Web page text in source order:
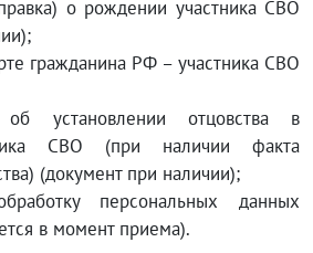
о рождении участника СВО
гражданина РФ – участника СВО
об установлении отцовства в
СВО (при наличии факта
(документ при наличии);
персональных данных
в момент приема).